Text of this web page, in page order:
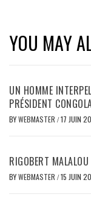
YOU MAY
UN HOMME
PRÉSIDENT
BYWEBMASTER /17 JUIN
RIGOBERT
BYWEBMASTER /15 JUIN